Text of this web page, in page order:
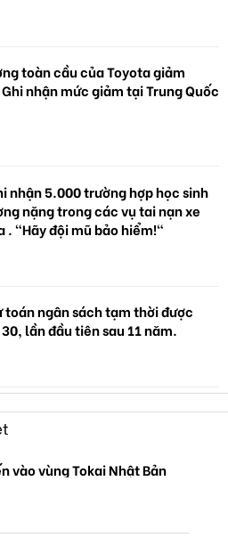
toàn cầu của Toyota giảm
nhận mức giảm tại Trung Quốc
nhận 5.000 trường hợp học sinh
nặng trong các vụ tai nạn xe
. "Hãy đội mũ bảo hiểm!"
toán ngân sách tạm thời được
lần đầu tiên sau 11 năm.
vào vùng Tokai Nhật Bản